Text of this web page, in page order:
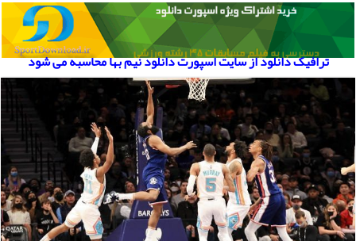
ترافیک دانلود از سایت اسپورت دانلود نیم بها محاسبه می شود